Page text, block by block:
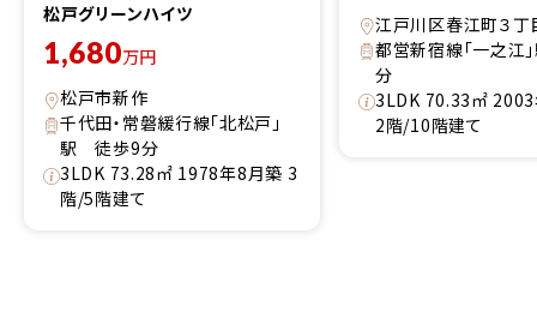
松戸グリーンハイツ
1,680万円
松戸市新作
千代田・常磐緩行線「北松戸」
駅 徒歩9分
3LDK 73.28㎡ 1978年8月築 3
階/5階建て
江戸川区春江町３丁
都営新宿線「一之
分
3LDK 70.33㎡
2階/10階建て